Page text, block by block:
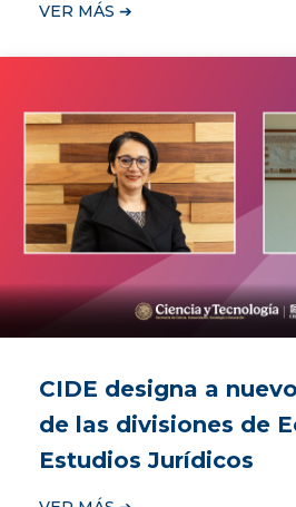
VER MÁS ➔
CIDE designa a
de las divisiones de
Estudios Jurídicos